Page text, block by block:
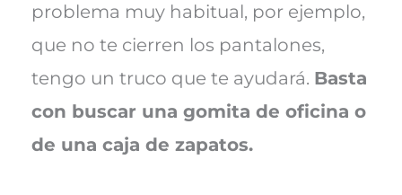
problema muy habitual, por ejemplo,
que no te cierren los pantalones,
tengo un truco que te ayudará. Basta
con buscar una gomita de oficina o
de una caja de zapatos.